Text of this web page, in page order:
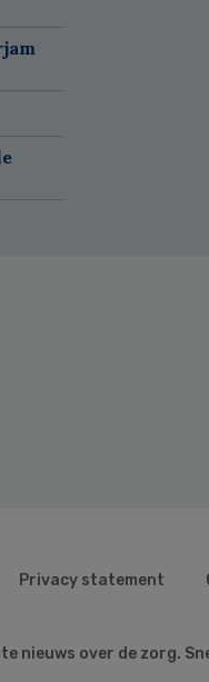
Privacy statement
nieuws over de zorg.